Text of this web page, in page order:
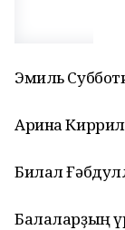
Эмиль
Арина
Билал
Балаларҙың